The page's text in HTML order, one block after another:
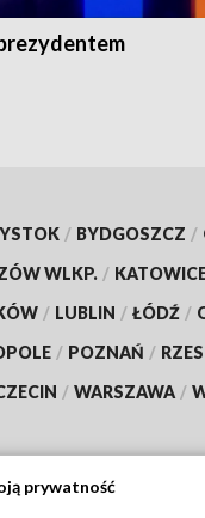
/ BYDGOSZCZ /
WLKP. /
/ LUBLIN / ŁÓDŹ /
/ POZNAŃ /
/ WARSZAWA /
prywatność